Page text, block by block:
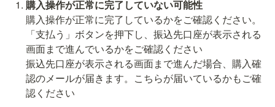
購入操作が正常に完了していない可能性
購入操作が正常に完了しているかをご確認ください。
「支払う」ボタンを押下し、振込先口座が表示される
画面まで進んでいるかをご確認ください
振込先口座が表示される画面まで進んだ場合、購入確
認のメールが届きます。こちらが届いているかもご確
認ください